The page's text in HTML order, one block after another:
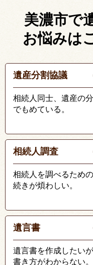
美濃市で
お悩みは
遺産分割協議
相続人同士、遺産の
でもめている。
相続人調査
相続人を調べるため
続きが煩わしい。
遺言書
遺言書を作成したいが
書き方がわからない。